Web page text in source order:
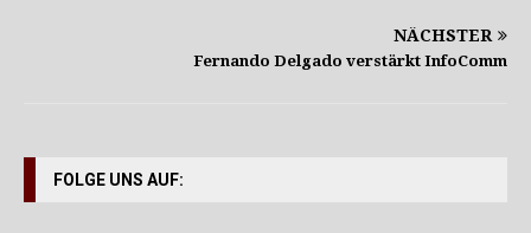
NÄCHSTER
Fernando Delgado verstärkt InfoComm
FOLGE UNS AUF: